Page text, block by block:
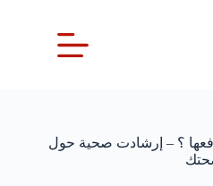
؟ – إرشادت صحية حول